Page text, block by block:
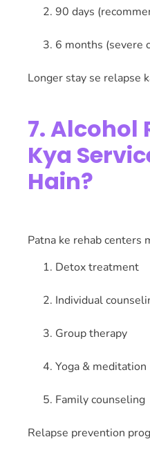
90 days
6 months (severe
Longer stay se relapse
7. Alcohol
Kya
Hain?
Patna ke rehab centers
Detox treatment
Individual
Group therapy
Yoga & meditation
Family counseling
Relapse prevention